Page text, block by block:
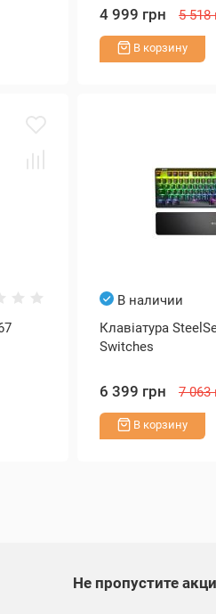
4 999 грн 5 518
В корзину
В наличии
Клавіатура
Switches
6 399 грн 7 063
В корзину
Не пропустите